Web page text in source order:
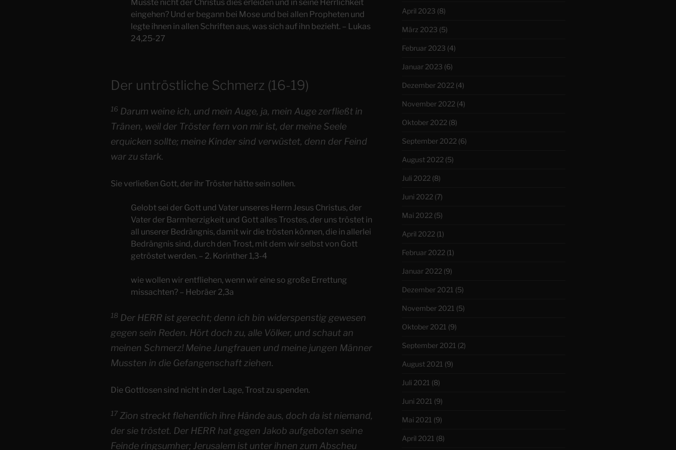
Musste nicht der Christus dies erleiden und in seine Herrlichkeit
eingehen? Und er begann bei Mose und bei allen Propheten und
legte ihnen in allen Schriften aus, was sich auf ihn bezieht. – Lukas
24,25-27
Der untröstliche Schmerz (16-19)
16 Darum weine ich, und mein Auge, ja, mein Auge zerfließt in
Tränen, weil der Tröster fern von mir ist, der meine Seele
erquicken sollte; meine Kinder sind verwüstet, denn der Feind
war zu stark.
Sie verließen Gott, der ihr Tröster hätte sein sollen.
Gelobt sei der Gott und Vater unseres Herrn Jesus Christus, der
Vater der Barmherzigkeit und Gott alles Trostes, der uns tröstet in
all unserer Bedrängnis, damit wir die trösten können, die in allerlei
Bedrängnis sind, durch den Trost, mit dem wir selbst von Gott
getröstet werden. – 2. Korinther 1,3-4
wie wollen wir entfliehen, wenn wir eine so große Errettung
missachten? – Hebräer 2,3a
18 Der HERR ist gerecht; denn ich bin widerspenstig gewesen
gegen sein Reden. Hört doch zu, alle Völker, und schaut an
meinen Schmerz! Meine Jungfrauen und meine jungen Männer
Mussten in die Gefangenschaft ziehen.
Die Gottlosen sind nicht in der Lage, Trost zu spenden.
17 Zion streckt flehentlich ihre Hände aus, doch da ist niemand,
der sie tröstet. Der HERR hat gegen Jakob aufgeboten seine
Feinde ringsumher; Jerusalem ist unter ihnen zum Abscheu
April 2023 (8)
März 2023 (5)
Februar 2023 (4)
Januar 2023 (6)
Dezember 2022(4)
November 2022(4)
Oktober 2022(8)
September 2022(6)
August 2022(5)
Juli 2022(8)
Juni 2022(7)
Mai 2022(5)
April 2022(1)
Februar 2022(1)
Januar 2022(9)
Dezember 2021 (5)
November 2021 (5)
Oktober 2021 (9)
September 2021 (2)
August 2021 (9)
Juli 2021 (8)
Juni 2021 (9)
Mai 2021 (9)
April 2021 (8)